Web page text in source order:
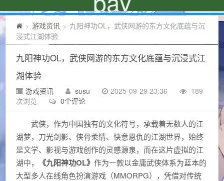
> 游戏资讯 > 九阳神功OL，武侠网游的东方文化底蕴与沉
浸式江湖体验
九阳神功OL，武侠网游的东方文化底蕴与沉浸式江
湖体验
游戏资讯 susu 2025-09-29 23:36
189
次浏览
0个评论
武侠，作为中国独有的文化符号，承载着无数人的江
湖梦，刀光剑影、侠骨柔情、快意恩仇的江湖世界，始终
是文学、影视与游戏创作的灵感源泉，而在这片虚拟的江
湖中，
《九阳神功OL》作为一款以金庸武侠体系为蓝本的
大型多人在线角色扮演游戏（MMORPG），凭借对传统